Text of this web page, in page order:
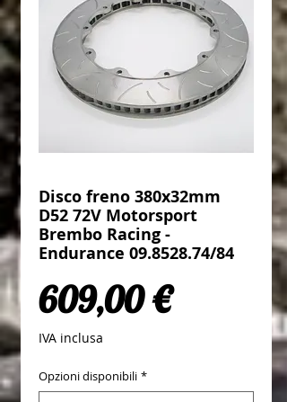
Disco freno 380x32mm
D52 72V Motorsport
Brembo Racing -
Endurance 09.8528.74/84
609,00 €Prezzo
IVA inclusa
Opzioni disponibili *